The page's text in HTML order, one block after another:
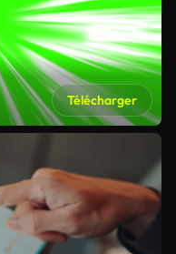
Télécharger